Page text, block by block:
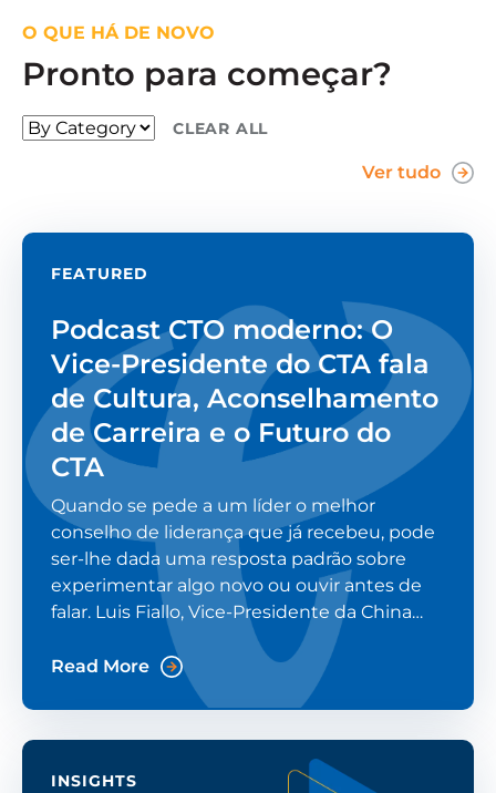
O QUE HÁ DE NOVO
Pronto para começar?
CLEAR ALL
Ver tudo
FEATURED
Podcast CTO moderno: O
Vice-Presidente do CTA fala
de Cultura, Aconselhamento
de Carreira e o Futuro do
CTA
Quando se pede a um líder o melhor
conselho de liderança que já recebeu, pode
ser-lhe dada uma resposta padrão sobre
experimentar algo novo ou ouvir antes de
falar. Luis Fiallo, Vice-Presidente da China
Telecom Américas (CTA), foi questionado
num episódio recente do podcast Modern
CTO. A sua resposta surpreendeu
Read More
INSIGHTS